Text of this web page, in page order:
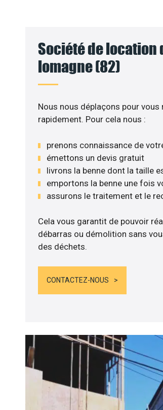
Société de location
lomagne (82)
Nous nous déplaçons pour
rapidement. Pour cela nous :
prenons connaissance de
émettons un devis gratuit
livrons la benne dont la taille
emportons la benne une fois
assurons le traitement et le
Cela vous garantit de pouvoir
débarras ou démolition sans
des déchets.
CONTACTEZ-NOUS